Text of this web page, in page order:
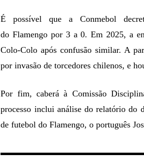
É possível que a Conmebol
do Flamengo por 3 a 0. Em 2025, a
Colo-Colo após confusão similar. A
por invasão de torcedores chilenos, e
Por fim, caberá à Comissão
processo inclui análise do relatório do
de futebol do Flamengo, o português